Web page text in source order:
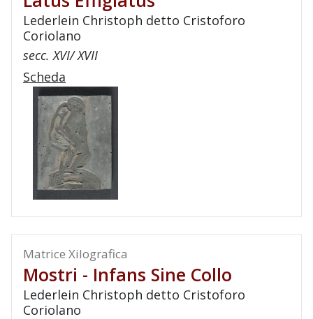
Lederlein Christoph detto Cristoforo
Coriolano
secc. XVI/ XVII
Scheda
Matrice Xilografica
Mostri - Infans Sine Collo
Lederlein Christoph detto Cristoforo
Coriolano